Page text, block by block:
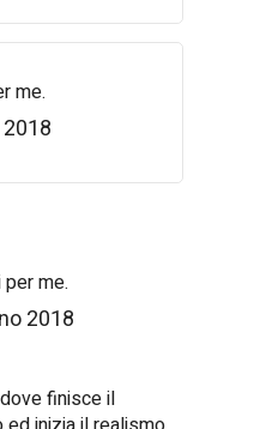
me.
me.
2018
finisce il